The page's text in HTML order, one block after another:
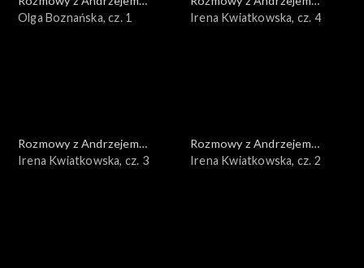
Doboszem
Olga Boznańska, cz. 1
Doboszem
Irena Kwiatkowska, cz. 4
Rozmowy z Andrzejem
Doboszem
Irena Kwiatkowska, cz. 3
Rozmowy z Andrzejem
Doboszem
Irena Kwiatkowska, cz. 2